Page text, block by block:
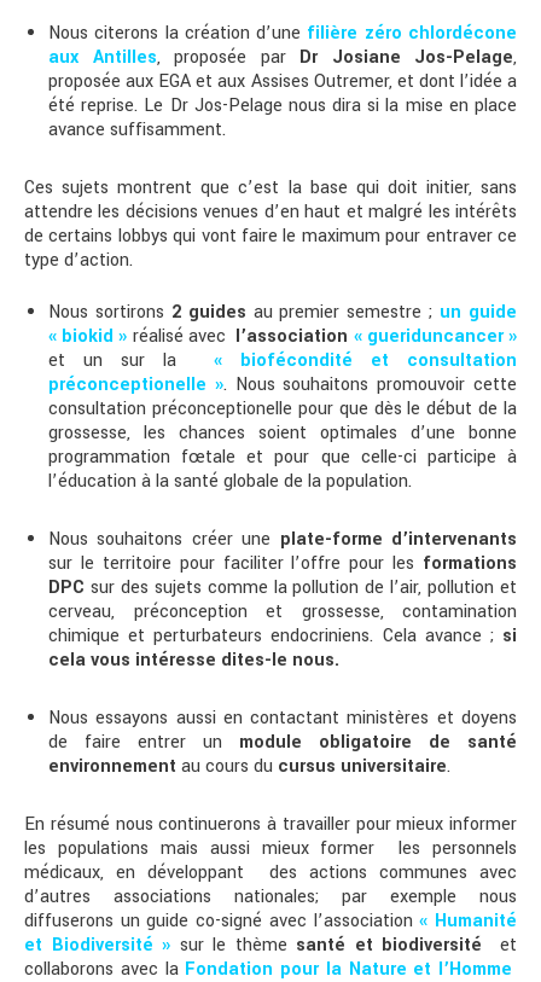
Nous citerons la création d’une filière zéro chlordécone
aux Antilles, proposée par Dr Josiane Jos-Pelage,
proposée aux EGA et aux Assises Outremer, et dont l’idée a
été reprise. Le Dr Jos-Pelage nous dira si la mise en place
avance suffisamment.
Ces sujets montrent que c’est la base qui doit initier, sans
attendre les décisions venues d’en haut et malgré les intérêts
de certains lobbys qui vont faire le maximum pour entraver ce
type d’action.
Nous sortirons 2 guides au premier semestre ; un guide
« biokid » réalisé avec l’association « gueriduncancer »
et un sur la « biofécondité et consultation
préconceptionelle ». Nous souhaitons promouvoir cette
consultation préconceptionelle pour que dès le début de la
grossesse, les chances soient optimales d’une bonne
programmation fœtale et pour que celle-ci participe à
l’éducation à la santé globale de la population.
Nous souhaitons créer une plate-forme d’intervenants
sur le territoire pour faciliter l’offre pour les formations
DPC sur des sujets comme la pollution de l’air, pollution et
cerveau, préconception et grossesse, contamination
chimique et perturbateurs endocriniens. Cela avance ; si
cela vous intéresse dites-le nous.
Nous essayons aussi en contactant ministères et doyens
de faire entrer un module obligatoire de santé
environnement au cours du cursus universitaire.
En résumé nous continuerons à travailler pour mieux informer
les populations mais aussi mieux former les personnels
médicaux, en développant des actions communes avec
d’autres associations nationales; par exemple nous
diffuserons un guide co-signé avec l’association« Humanité
et Biodiversité » sur le thème santé et biodiversité et
collaborons avec la Fondation pour la Nature et l’Homme